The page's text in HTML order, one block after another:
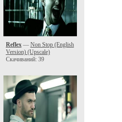
Reflex— Non Stop (English
Version) (Upscale)
Скачиваний: 39